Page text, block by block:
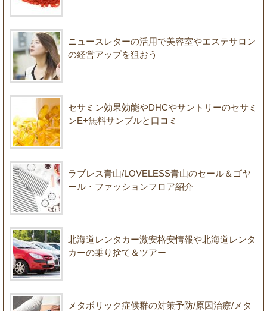
ニュースレターの活用で美容室やエステサロン
の経営アップを狙おう
セサミン効果効能やDHCやサントリーのセサミ
ンE+無料サンプルと口コミ
ラブレス青山/LOVELESS青山のセール＆ゴヤ
ール・ファッションフロア紹介
北海道レンタカー激安格安情報や北海道レンタ
カーの乗り捨て＆ツアー
メタボリック症候群の対策予防/原因治療/メタ